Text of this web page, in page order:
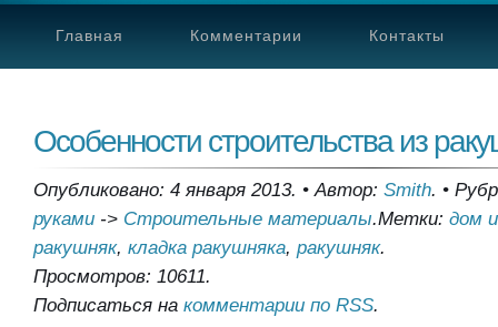
Главная Комментарии Контакты
Особенности строительства из
Опубликовано: 4 января 2013. •Автор: Smith. •
руками -> Строительные материалы.Метки: дом
ракушняк, кладка ракушняка, ракушняк.
Просмотров: 10611.
Подписаться на комментарии по RSS.